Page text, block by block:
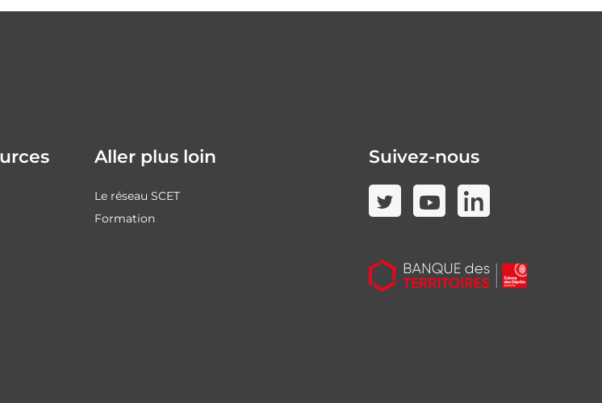
Aller plus loin
Le réseau SCET
Formation
Suivez-nous